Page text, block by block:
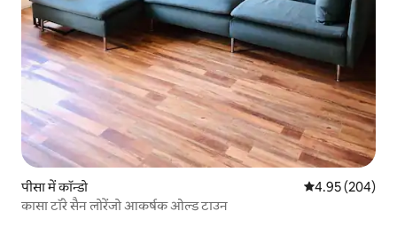
पीसा में कॉन्डो औसत रेटिंग 5 में से
4.95 (204)
कासा टॉरे सैन लोरेंजो आकर्षक ओल्ड टाउन